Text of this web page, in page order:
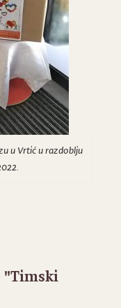
u Vrtić u razdoblju
"Timski